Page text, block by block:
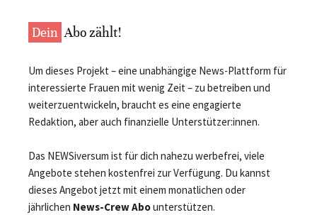
Dein Abo zählt!
Um dieses Projekt – eine unabhängige News-Plattform für
interessierte Frauen mit wenig Zeit – zu betreiben und
weiterzuentwickeln, braucht es eine engagierte
Redaktion, aber auch finanzielle Unterstützer:innen.
Das NEWSiversum ist für dich nahezu werbefrei, viele
Angebote stehen kostenfrei zur Verfügung. Du kannst
dieses Angebot jetzt mit einem monatlichen oder
jährlichen News-Crew Abounterstützen.